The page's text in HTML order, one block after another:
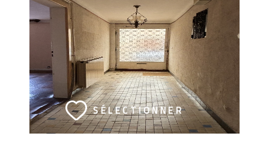
SÉLECTIONNER
VOIR LE BIEN